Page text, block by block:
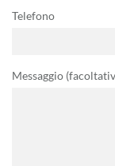
Telefono
Messaggio